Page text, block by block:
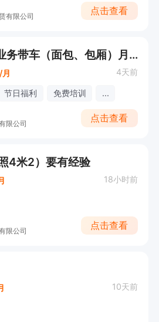
有限公司
点击查看
干馍片麻花食品业务带车（面包、包厢）月8000起
4天前
节日福利 免费培训 ...
限公司
点击查看
4米2）要有经验
18小时前
限公司
点击查看
10天前